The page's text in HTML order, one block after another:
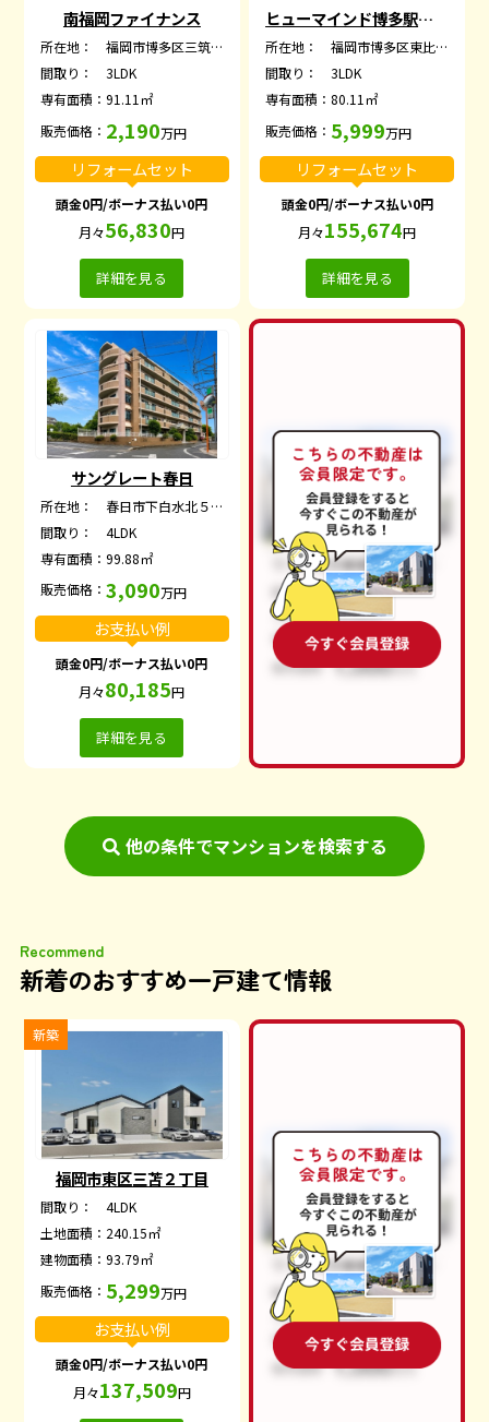
南福岡ファイナンス
所在地：
福岡市博多区三筑２丁目
間取り：
3LDK
専有面積：91.11㎡
販売価格： 2,190万円
リフォームセット
頭金0円/ボーナス払い0円
月々56,830円
詳細を見る
ヒューマインド博多駅東ネクスタイル
所在地：
福岡市博多区東比恵３丁目
間取り：
3LDK
専有面積： 80.11㎡
販売価格： 5,999万円
リフォームセット
頭金0円/ボーナス払い0円
月々155,674円
詳細を見る
サングレート春日
所在地：
春日市下白水北５丁目
間取り：
4LDK
専有面積：99.88㎡
販売価格：3,090万円
お支払い例
頭金0円/ボーナス払い0円
月々80,185円
詳細を見る
他の条件でマンションを検索する
Recommend
新着のおすすめ一戸建て情報
新築
福岡市東区三苫２丁目
間取り：
4LDK
土地面積： 240.15㎡
建物面積：93.79㎡
販売価格： 5,299万円
お支払い例
頭金0円/ボーナス払い0円
月々137,509円